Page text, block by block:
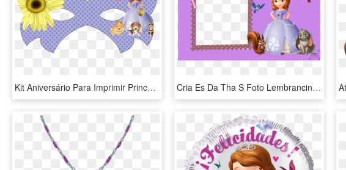
Kit Aniversário Para Imprimir Princesa Sofia - Antifaz De Princesas Para Imprimir, HD Png Download Cria Es Da Tha S Foto Lembrancinha Gr Tis Princesa - Tarpaulin Blank Sofia The First Background, HD Png Download